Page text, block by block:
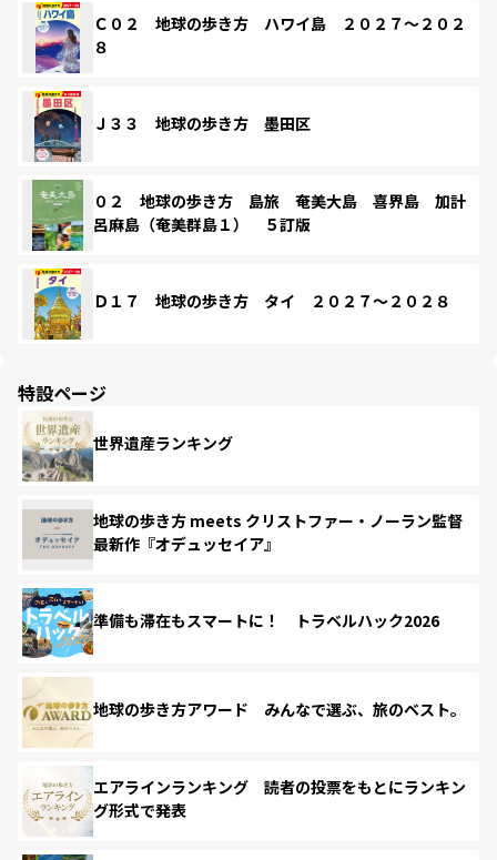
Ｃ０２ 地球の歩き方 ハワイ島 ２０２７～２０２
８
Ｊ３３ 地球の歩き方 墨田区
０２ 地球の歩き方 島旅 奄美大島 喜界島 加計
呂麻島（奄美群島１） ５訂版
Ｄ１７ 地球の歩き方 タイ ２０２７～２０２８
特設ページ
世界遺産ランキング
地球の歩き方 meets クリストファー・ノーラン監督
最新作『オデュッセイア』
準備も滞在もスマートに！ トラベルハック2026
地球の歩き方アワード みんなで選ぶ、旅のベスト。
エアラインランキング 読者の投票をもとにランキン
グ形式で発表